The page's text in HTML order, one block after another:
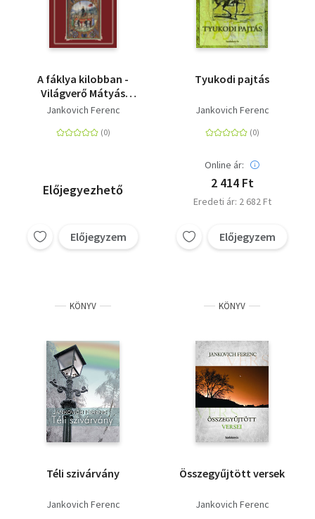
A fáklya kilobban -
Világverő Mátyás
király III.
Jankovich Ferenc
Előjegyezhető
Előjegyzem
Tyukodi pajtás
Jankovich Ferenc
Online ár:
2 414 Ft
Eredeti ár: 2 682 Ft
Előjegyzem
KÖNYV
Téli szivárvány
Jankovich Ferenc
KÖNYV
Összegyűjtött versek
Jankovich Ferenc